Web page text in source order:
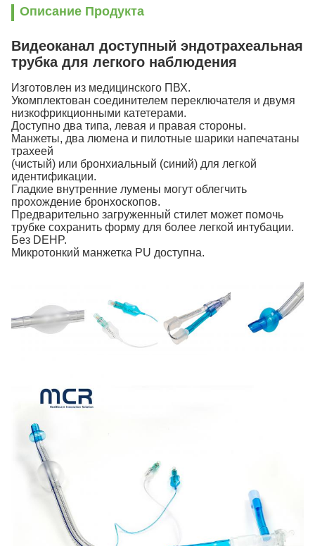
Описание Продукта
Видеоканал доступный эндотрахеальная
трубка для легкого наблюдения
Изготовлен из медицинского ПВХ.
Укомплектован соединителем переключателя и двумя
низкофрикционными катетерами.
Доступно два типа, левая и правая стороны.
Манжеты, два люмена и пилотные шарики напечатаны
трахеей
(чистый) или бронхиальный (синий) для легкой
идентификации.
Гладкие внутренние лумены могут облегчить
прохождение бронхоскопов.
Предварительно загруженный стилет может помочь
трубке сохранить форму для более легкой интубации.
Без DEHP.
Микротонкий манжетка PU доступна.